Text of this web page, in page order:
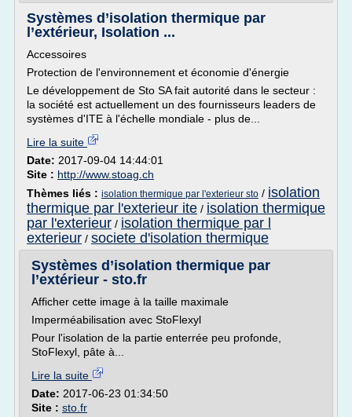
Systèmes d’isolation thermique par
l’extérieur, Isolation ...
Accessoires
Protection de l'environnement et économie d'énergie
Le développement de Sto SA fait autorité dans le secteur :
la société est actuellement un des fournisseurs leaders de
systèmes d'ITE à l'échelle mondiale - plus de...
Lire la suite
Date: 2017-09-04 14:44:01
Site : http://www.stoag.ch
Thèmes liés : isolation thermique par l'exterieur sto / isolation
thermique par l'exterieur ite / isolation thermique
par l'exterieur / isolation thermique par l
exterieur / societe d'isolation thermique
Systèmes d’isolation thermique par
l’extérieur - sto.fr
Afficher cette image à la taille maximale
Imperméabilisation avec StoFlexyl
Pour l'isolation de la partie enterrée peu profonde,
StoFlexyl, pâte à...
Lire la suite
Date: 2017-06-23 01:34:50
Site : sto.fr